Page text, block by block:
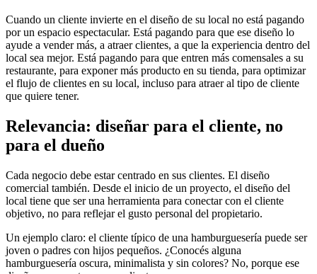
Cuando un cliente invierte en el diseño de su local no está pagando
por un espacio espectacular. Está pagando para que ese diseño lo
ayude a vender más, a atraer clientes, a que la experiencia dentro del
local sea mejor. Está pagando para que entren más comensales a su
restaurante, para exponer más producto en su tienda, para optimizar
el flujo de clientes en su local, incluso para atraer al tipo de cliente
que quiere tener.
Relevancia: diseñar para el cliente, no
para el dueño
Cada negocio debe estar centrado en sus clientes. El diseño
comercial también. Desde el inicio de un proyecto, el diseño del
local tiene que ser una herramienta para conectar con el cliente
objetivo, no para reflejar el gusto personal del propietario.
Un ejemplo claro: el cliente típico de una hamburguesería puede ser
joven o padres con hijos pequeños. ¿Conocés alguna
hamburguesería oscura, minimalista y sin colores? No, porque ese